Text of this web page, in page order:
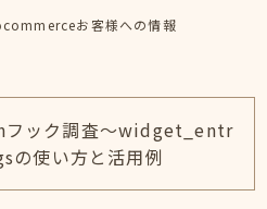
お客様への情報
ック調査～widget_entr
の使い方と活用例